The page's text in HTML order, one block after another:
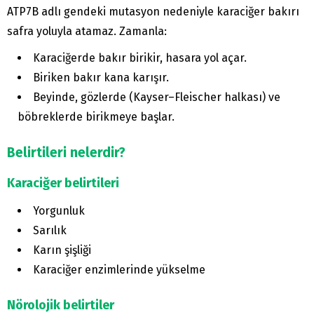
ATP7B adlı gendeki mutasyon nedeniyle karaciğer bakırı
safra yoluyla atamaz. Zamanla:
Karaciğerde bakır birikir, hasara yol açar.
Biriken bakır kana karışır.
Beyinde, gözlerde (Kayser–Fleischer halkası) ve
böbreklerde birikmeye başlar.
Belirtileri nelerdir?
Karaciğer belirtileri
Yorgunluk
Sarılık
Karın şişliği
Karaciğer enzimlerinde yükselme
Nörolojik belirtiler